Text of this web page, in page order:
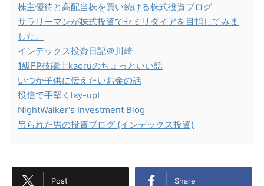
株主優待と高配当株を買い続ける株式投資ブログ
サラリーマンが株式投資でセミリタイアを目指してみま
した。
インデックス投資日記＠川崎
1級FP技能士kaoruのちょっといい話
いつか子供に伝えたいお金の話
投信で手堅くlay-up!
NightWalker's Investment Blog
吊られた男の投資ブログ (インデックス投資)
Post Share